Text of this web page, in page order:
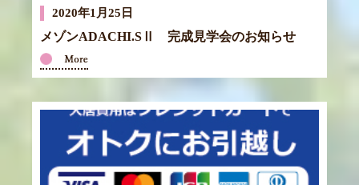
2020年1月25日
メゾンADACHI.SⅡ 完成見学会のお知らせ